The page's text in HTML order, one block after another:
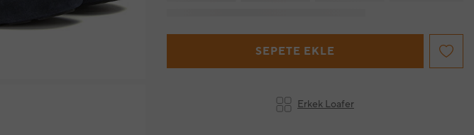
SEPETE EKLE
Erkek Loafer